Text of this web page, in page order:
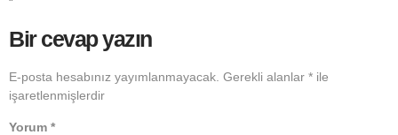
“
Bir cevap yazın
E-posta hesabınız yayımlanmayacak. Gerekli alanlar * ile
işaretlenmişlerdir
Yorum *